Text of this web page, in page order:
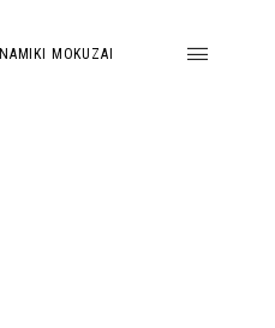
NAMIKI MOKUZAI